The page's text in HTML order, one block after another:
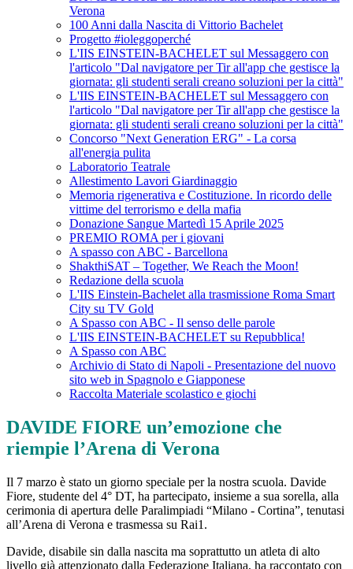
Verona
100 Anni dalla Nascita di Vittorio Bachelet
Progetto #ioleggoperché
L'IIS EINSTEIN-BACHELET sul Messaggero con
l'articolo "Dal navigatore per Tir all'app che gestisce la
giornata: gli studenti serali creano soluzioni per la città"
L'IIS EINSTEIN-BACHELET sul Messaggero con
l'articolo "Dal navigatore per Tir all'app che gestisce la
giornata: gli studenti serali creano soluzioni per la città"
Concorso "Next Generation ERG" - La corsa
all'energia pulita
Laboratorio Teatrale
Allestimento Lavori Giardinaggio
Memoria rigenerativa e Costituzione. In ricordo delle
vittime del terrorismo e della mafia
Donazione Sangue Martedì 15 Aprile 2025
PREMIO ROMA per i giovani
A spasso con ABC - Barcellona
ShakthiSAT – Together, We Reach the Moon!
Redazione della scuola
L'IIS Einstein-Bachelet alla trasmissione Roma Smart
City su TV Gold
A Spasso con ABC - Il senso delle parole
L'IIS EINSTEIN-BACHELET su Repubblica!
A Spasso con ABC
Archivio di Stato di Napoli - Presentazione del nuovo
sito web in Spagnolo e Giapponese
Raccolta Materiale scolastico e giochi
DAVIDE FIORE un’emozione che
riempie l’Arena di Verona
Il 7 marzo è stato un giorno speciale per la nostra scuola. Davide
Fiore, studente del 4° DT, ha partecipato, insieme a sua sorella, alla
cerimonia di apertura delle Paralimpiadi “Milano - Cortina”, tenutasi
all’Arena di Verona e trasmessa su Rai1.
Davide, disabile sin dalla nascita ma soprattutto un atleta di alto
livello già attenzionato dalla Federazione Italiana, ha raccontato con